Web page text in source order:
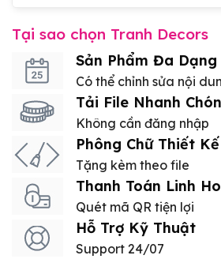
Tại sao chọn Tranh Decors
Sản Phẩm Đa Dạng
Có thể chỉnh sửa nội
Tải File Nhanh
Không cần đăng nhập
Phông Chữ Thiết Kế
Tặng kèm theo file
Thanh Toán Linh
Quét mã QR tiện lợi
Hỗ Trợ Kỹ Thuật
Support 24/07